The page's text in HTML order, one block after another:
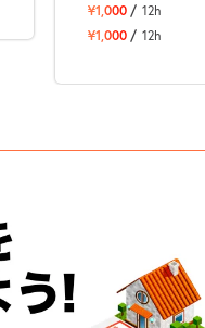
¥1,000 / 12h
¥1,000 / 12h